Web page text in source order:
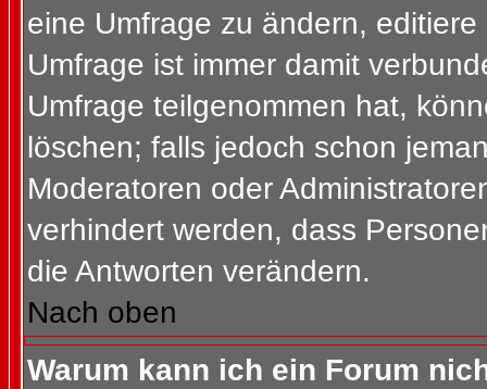
eine Umfrage zu ändern,
Umfrage ist immer damit
Umfrage teilgenommen hat,
löschen; falls jedoch schon
Moderatoren oder
verhindert werden, dass
die Antworten verändern.
Nach oben
Warum kann ich ein Forum